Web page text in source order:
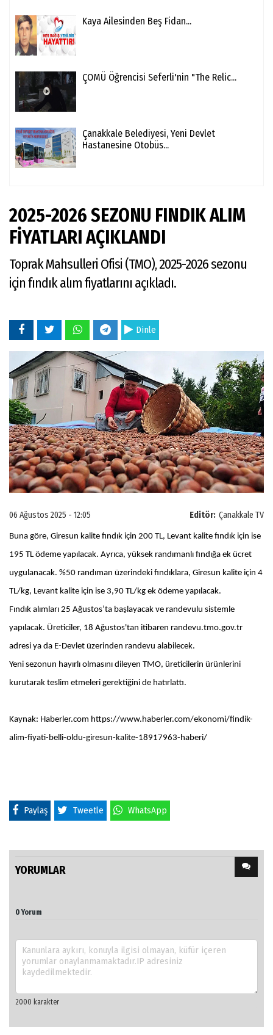
Kaya Ailesinden Beş Fidan...
ÇOMÜ Öğrencisi Seferli'nin "The Relic...
Çanakkale Belediyesi, Yeni Devlet
Hastanesine Otobüs...
2025-2026 SEZONU FINDIK ALIM
FİYATLARI AÇIKLANDI
Toprak Mahsulleri Ofisi (TMO), 2025-2026 sezonu
için fındık alım fiyatlarını açıkladı.
Dinle
Editör: Çanakkale TV
06 Ağustos 2025 - 12:05
Buna göre, Giresun kalite fındık için 200 TL, Levant kalite fındık için ise
195 TL ödeme yapılacak. Ayrıca, yüksek randımanlı fındığa ek ücret
uygulanacak. %50 randıman üzerindeki fındıklara, Giresun kalite için 4
TL/kg, Levant kalite için ise 3,90 TL/kg ek ödeme yapılacak.
Fındık alımları 25 Ağustos’ta başlayacak ve randevulu sistemle
yapılacak. Üreticiler, 18 Ağustos'tan itibaren randevu.tmo.gov.tr
adresi ya da E-Devlet üzerinden randevu alabilecek.
Yeni sezonun hayırlı olmasını dileyen TMO, üreticilerin ürünlerini
kurutarak teslim etmeleri gerektiğini de hatırlattı.
Kaynak: Haberler.com https://www.haberler.com/ekonomi/findik-
alim-fiyati-belli-oldu-giresun-kalite-18917963-haberi/
Paylaş Tweetle WhatsApp
YORUMLAR
0 Yorum